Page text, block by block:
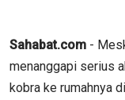
Sahabat.com -
menanggapi serius
kobra ke rumahnya